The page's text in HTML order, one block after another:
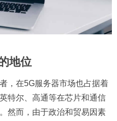
地位
，在5G服务器市场也占据着
特尔、高通等在芯片和通信
然而，由于政治和贸易因素